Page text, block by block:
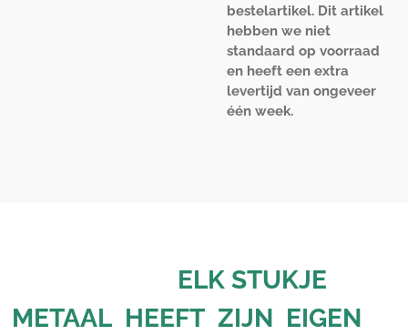
bestelartikel. Dit artikel
hebben we niet
standaard op voorraad
en heeft een extra
levertijd van ongeveer
één week.
ELK STUKJE
METAAL HEEFT ZIJN EIGEN